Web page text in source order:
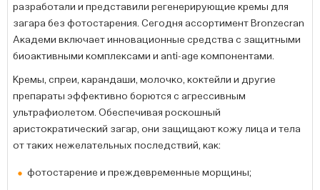
разработали и представили регенерирующие кремы для
загара без фотостарения. Сегодня ассортимент Bronzecran
Академи включает инновационные средства с защитными
биоактивными комплексами и anti-age компонентами.
Кремы, спреи, карандаши, молочко, коктейли и другие
препараты эффективно борются с агрессивным
ультрафиолетом. Обеспечивая роскошный
аристократический загар, они защищают кожу лица и тела
от таких нежелательных последствий, как:
фотостарение и преждевременные морщины;